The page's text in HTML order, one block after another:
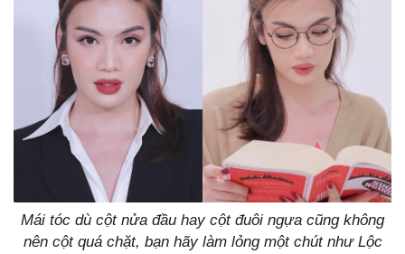
Mái tóc dù cột nửa đầu hay cột đuôi ngựa cũng không
nên cột quá chặt, bạn hãy làm lỏng một chút như Lộc